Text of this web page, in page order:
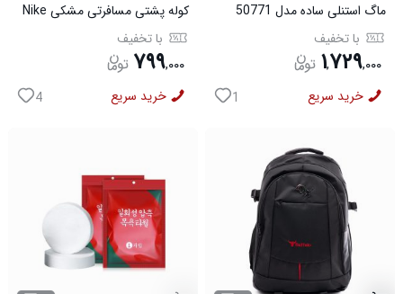
کوله پشتی مسافرتی مشکی Nike
مدل 50693 با تخفیف
۷۹۹,۰۰۰
خرید سریع 4
ماگ استنلی ساده مدل 50771
با تخفیف
۱,۷۲۹,۰۰۰
خرید سریع 1